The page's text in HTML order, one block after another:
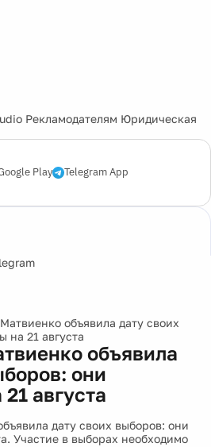
Рекламодателям Юридическая
Play Telegram App
объявила дату своих
на 21 августа
объявила
они
августа
дату своих выборов: они
Участие в выборах необходимо